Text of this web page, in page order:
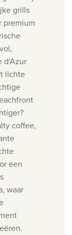
grills
premium
lichte
coffee,
een
waar